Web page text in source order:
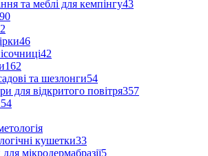
та меблі для кемпінгу43
90
46
42
162
та шезлонги54
для відкритого повітря357
кушетки33
мікродермабразії5